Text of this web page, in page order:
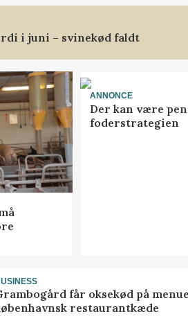
i juni – svinekød faldt
ANNONCE
Der kan være
foderstrategien
får oksekød på
restaurantkæde